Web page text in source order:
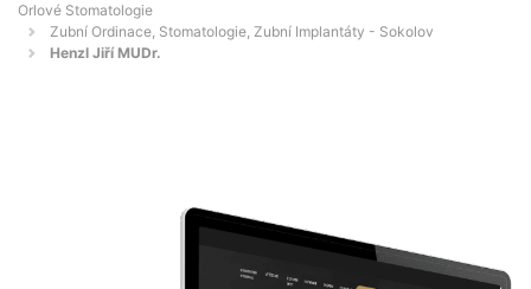
Orlové Stomatologie
Zubní Ordinace, Stomatologie, Zubní Implantáty - Sokolov
Henzl Jiří MUDr.